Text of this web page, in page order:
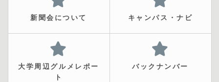
新聞会について キャンパス・ナビ
大学周辺グルメレポー
ト
バックナンバー